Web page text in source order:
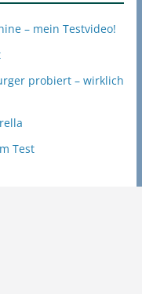
– mein Testvideo!
probiert – wirklich
Test